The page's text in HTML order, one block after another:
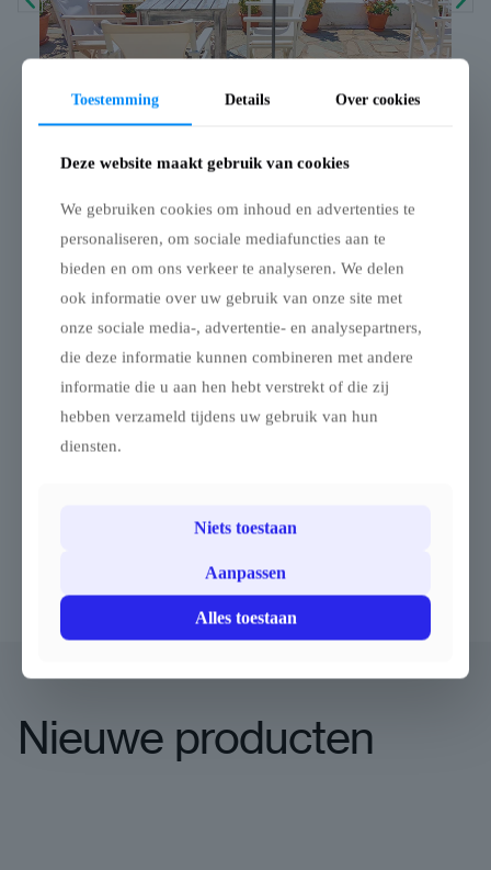
Waarom kiezen voor MarketBase
Persoonlijke service: Ons team van ervaren
specialisten staat altijd klaar voor persoonlijk
advies en vlotte communicatie.
Topkwaliteit: Onze tenten en dekzeilen zijn
ontworpen om jarenlang mee te gaan.
Flexibiliteit
Ontdek ons brede assortiment.
Nieuwe producten
Toestemming Details Over cookies
Deze website maakt gebruik van cookies
We gebruiken cookies om inhoud en advertenties te
personaliseren, om sociale mediafuncties aan te
bieden en om ons verkeer te analyseren. We delen
ook informatie over uw gebruik van onze site met
onze sociale media-, advertentie- en analysepartners,
die deze informatie kunnen combineren met andere
informatie die u aan hen hebt verstrekt of die zij
hebben verzameld tijdens uw gebruik van hun
diensten.
Niets toestaan
Aanpassen
Alles toestaan